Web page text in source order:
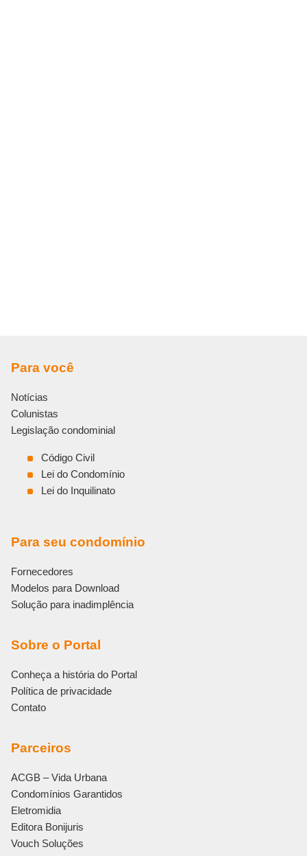
Para você
Notícias
Colunistas
Legislação condominial
Código Civil
Lei do Condomínio
Lei do Inquilinato
Para seu condomínio
Fornecedores
Modelos para Download
Solução para inadimplência
Sobre o Portal
Conheça a história do Portal
Política de privacidade
Contato
Parceiros
ACGB – Vida Urbana
Condomínios Garantidos
Eletromidia
Editora Bonijuris
Vouch Soluções